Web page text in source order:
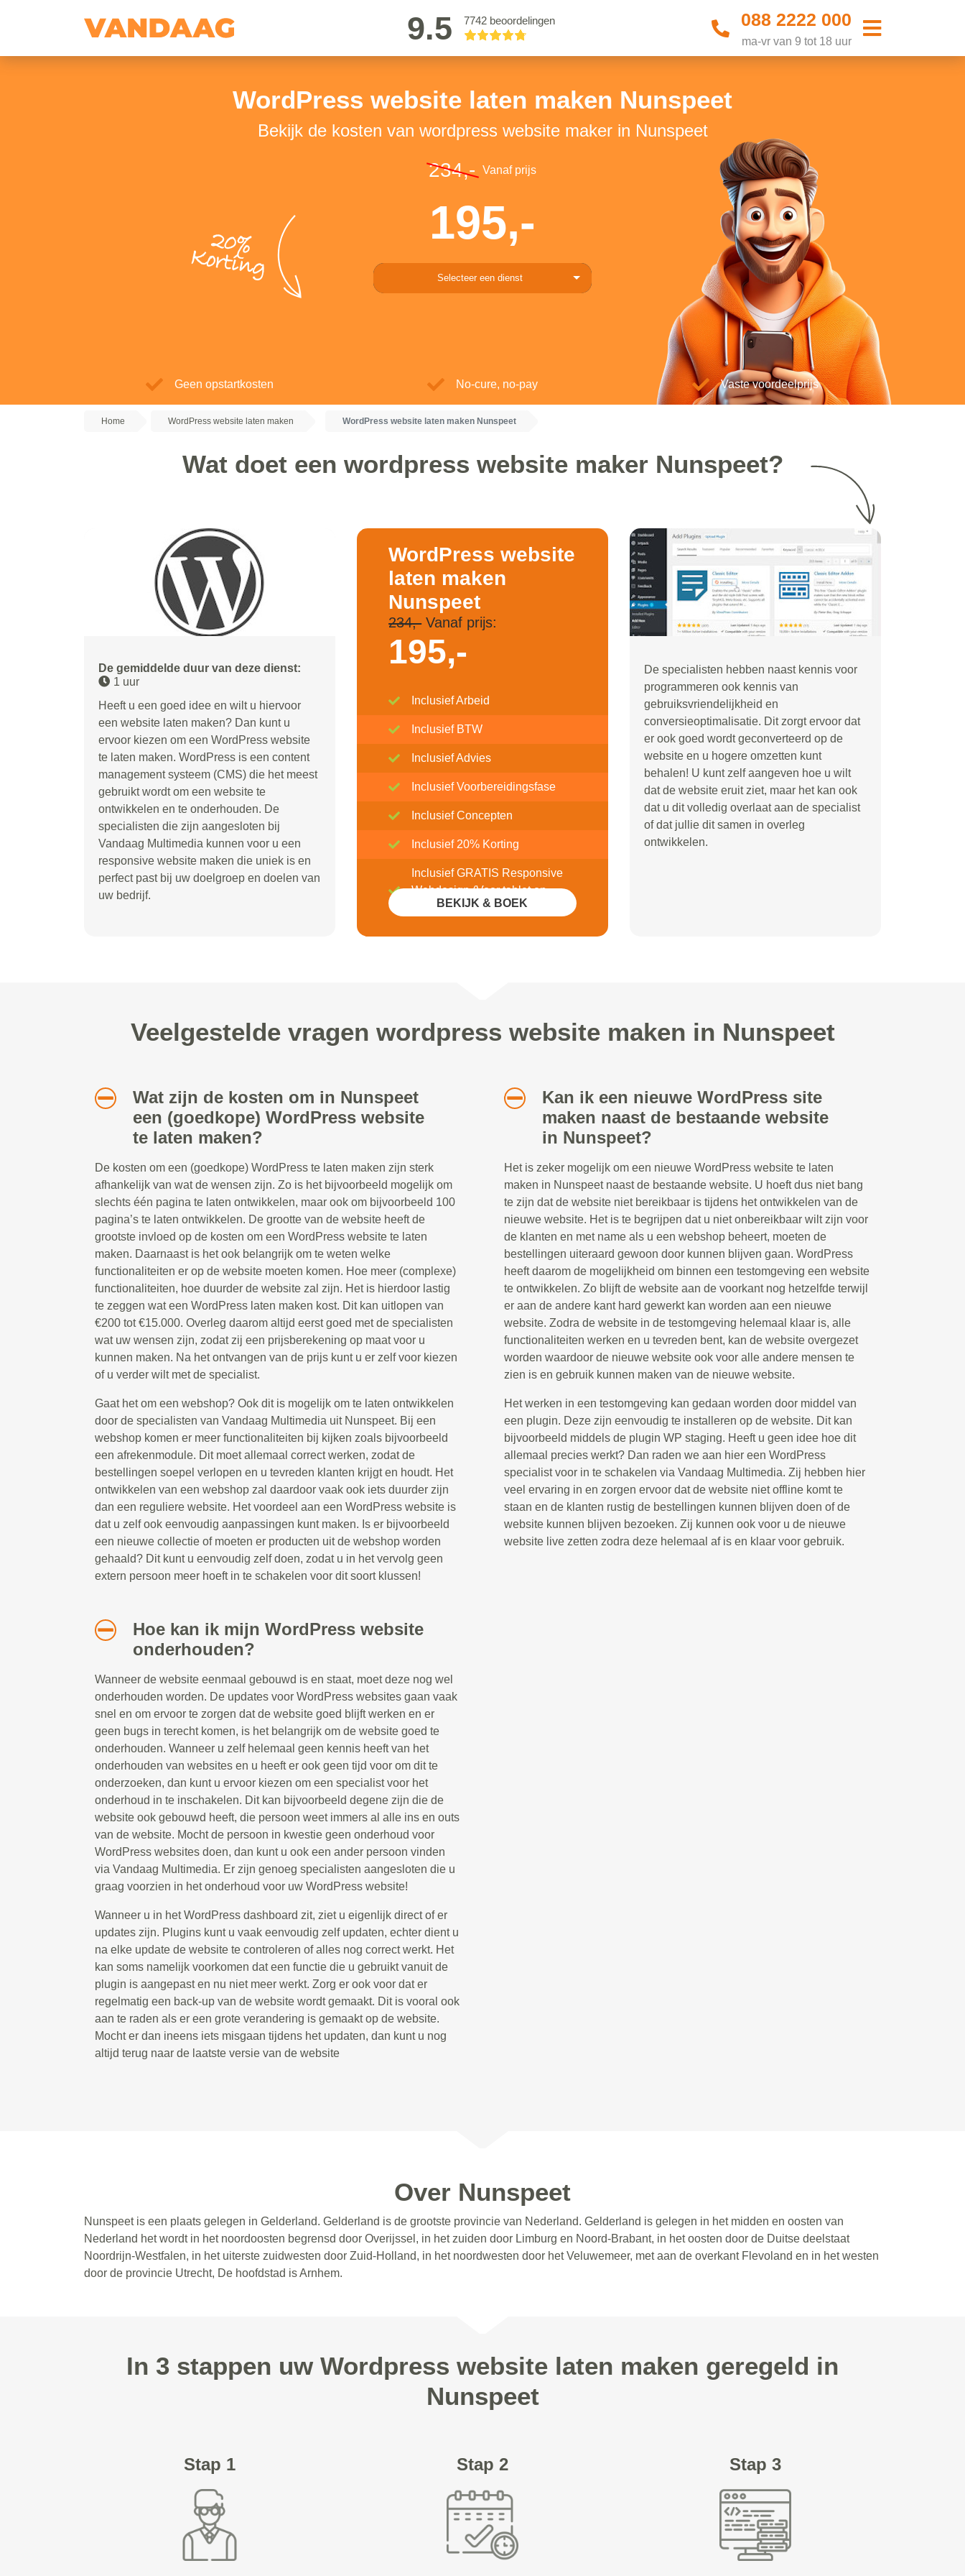
9.5 7742 beoordelingen 088 2222 000
ma-vr van 9 tot 18 uur
WordPress website laten maken Nunspeet
Bekijk de kosten van wordpress website maker in Nunspeet
20%
Korting
234,- Vanaf prijs
195,-
Selecteer een dienst
Geen opstartkosten No-cure, no-pay Vaste voordeelprijs
Home WordPress website laten maken WordPress website laten maken Nunspeet
Wat doet een wordpress website maker Nunspeet?
De gemiddelde duur van deze dienst:
1 uur
Heeft u een goed idee en wilt u hiervoor
een website laten maken? Dan kunt u
ervoor kiezen om een WordPress website
te laten maken. WordPress is een content
management systeem (CMS) die het meest
gebruikt wordt om een website te
ontwikkelen en te onderhouden. De
specialisten die zijn aangesloten bij
Vandaag Multimedia kunnen voor u een
responsive website maken die uniek is en
perfect past bij uw doelgroep en doelen van
uw bedrijf.
WordPress website
laten maken
Nunspeet
234,-Vanaf prijs:
195,-
Inclusief Arbeid
Inclusief BTW
Inclusief Advies
Inclusief Voorbereidingsfase
Inclusief Concepten
Inclusief 20% Korting
Inclusief GRATIS Responsive
Webdesign (Voor tablet en
mobile)BEKIJK & BOEK
De specialisten hebben naast kennis voor
programmeren ook kennis van
gebruiksvriendelijkheid en
conversieoptimalisatie. Dit zorgt ervoor dat
er ook goed wordt geconverteerd op de
website en u hogere omzetten kunt
behalen! U kunt zelf aangeven hoe u wilt
dat de website eruit ziet, maar het kan ook
dat u dit volledig overlaat aan de specialist
of dat jullie dit samen in overleg
ontwikkelen.
Veelgestelde vragen wordpress website maken in Nunspeet
Wat zijn de kosten om in Nunspeet
een (goedkope) WordPress website
te laten maken?
De kosten om een (goedkope) WordPress te laten maken zijn sterk
afhankelijk van wat de wensen zijn. Zo is het bijvoorbeeld mogelijk om
slechts één pagina te laten ontwikkelen, maar ook om bijvoorbeeld 100
pagina’s te laten ontwikkelen. De grootte van de website heeft de
grootste invloed op de kosten om een WordPress website te laten
maken. Daarnaast is het ook belangrijk om te weten welke
functionaliteiten er op de website moeten komen. Hoe meer (complexe)
functionaliteiten, hoe duurder de website zal zijn. Het is hierdoor lastig
te zeggen wat een WordPress laten maken kost. Dit kan uitlopen van
€200 tot €15.000. Overleg daarom altijd eerst goed met de specialisten
wat uw wensen zijn, zodat zij een prijsberekening op maat voor u
kunnen maken. Na het ontvangen van de prijs kunt u er zelf voor kiezen
of u verder wilt met de specialist.
Gaat het om een webshop? Ook dit is mogelijk om te laten ontwikkelen
door de specialisten van Vandaag Multimedia uit Nunspeet. Bij een
webshop komen er meer functionaliteiten bij kijken zoals bijvoorbeeld
een afrekenmodule. Dit moet allemaal correct werken, zodat de
bestellingen soepel verlopen en u tevreden klanten krijgt en houdt. Het
ontwikkelen van een webshop zal daardoor vaak ook iets duurder zijn
dan een reguliere website. Het voordeel aan een WordPress website is
dat u zelf ook eenvoudig aanpassingen kunt maken. Is er bijvoorbeeld
een nieuwe collectie of moeten er producten uit de webshop worden
gehaald? Dit kunt u eenvoudig zelf doen, zodat u in het vervolg geen
extern persoon meer hoeft in te schakelen voor dit soort klussen!
Hoe kan ik mijn WordPress website
onderhouden?
Wanneer de website eenmaal gebouwd is en staat, moet deze nog wel
onderhouden worden. De updates voor WordPress websites gaan vaak
snel en om ervoor te zorgen dat de website goed blijft werken en er
geen bugs in terecht komen, is het belangrijk om de website goed te
onderhouden. Wanneer u zelf helemaal geen kennis heeft van het
onderhouden van websites en u heeft er ook geen tijd voor om dit te
onderzoeken, dan kunt u ervoor kiezen om een specialist voor het
onderhoud in te inschakelen. Dit kan bijvoorbeeld degene zijn die de
website ook gebouwd heeft, die persoon weet immers al alle ins en outs
van de website. Mocht de persoon in kwestie geen onderhoud voor
WordPress websites doen, dan kunt u ook een ander persoon vinden
via Vandaag Multimedia. Er zijn genoeg specialisten aangesloten die u
graag voorzien in het onderhoud voor uw WordPress website!
Wanneer u in het WordPress dashboard zit, ziet u eigenlijk direct of er
updates zijn. Plugins kunt u vaak eenvoudig zelf updaten, echter dient u
na elke update de website te controleren of alles nog correct werkt. Het
kan soms namelijk voorkomen dat een functie die u gebruikt vanuit de
plugin is aangepast en nu niet meer werkt. Zorg er ook voor dat er
regelmatig een back-up van de website wordt gemaakt. Dit is vooral ook
aan te raden als er een grote verandering is gemaakt op de website.
Mocht er dan ineens iets misgaan tijdens het updaten, dan kunt u nog
altijd terug naar de laatste versie van de website
Kan ik een nieuwe WordPress site
maken naast de bestaande website
in Nunspeet?
Het is zeker mogelijk om een nieuwe WordPress website te laten
maken in Nunspeet naast de bestaande website. U hoeft dus niet bang
te zijn dat de website niet bereikbaar is tijdens het ontwikkelen van de
nieuwe website. Het is te begrijpen dat u niet onbereikbaar wilt zijn voor
de klanten en met name als u een webshop beheert, moeten de
bestellingen uiteraard gewoon door kunnen blijven gaan. WordPress
heeft daarom de mogelijkheid om binnen een testomgeving een website
te ontwikkelen. Zo blijft de website aan de voorkant nog hetzelfde terwijl
er aan de andere kant hard gewerkt kan worden aan een nieuwe
website. Zodra de website in de testomgeving helemaal klaar is, alle
functionaliteiten werken en u tevreden bent, kan de website overgezet
worden waardoor de nieuwe website ook voor alle andere mensen te
zien is en gebruik kunnen maken van de nieuwe website.
Het werken in een testomgeving kan gedaan worden door middel van
een plugin. Deze zijn eenvoudig te installeren op de website. Dit kan
bijvoorbeeld middels de plugin WP staging. Heeft u geen idee hoe dit
allemaal precies werkt? Dan raden we aan hier een WordPress
specialist voor in te schakelen via Vandaag Multimedia. Zij hebben hier
veel ervaring in en zorgen ervoor dat de website niet offline komt te
staan en de klanten rustig de bestellingen kunnen blijven doen of de
website kunnen blijven bezoeken. Zij kunnen ook voor u de nieuwe
website live zetten zodra deze helemaal af is en klaar voor gebruik.
Over Nunspeet
Nunspeet is een plaats gelegen in Gelderland. Gelderland is de grootste provincie van Nederland. Gelderland is gelegen in het midden en oosten van
Nederland het wordt in het noordoosten begrensd door Overijssel, in het zuiden door Limburg en Noord-Brabant, in het oosten door de Duitse deelstaat
Noordrijn-Westfalen, in het uiterste zuidwesten door Zuid-Holland, in het noordwesten door het Veluwemeer, met aan de overkant Flevoland en in het westen
door de provincie Utrecht, De hoofdstad is Arnhem.
In 3 stappen uw Wordpress website laten maken geregeld in
Nunspeet
Stap 1 Stap 2 Stap 3